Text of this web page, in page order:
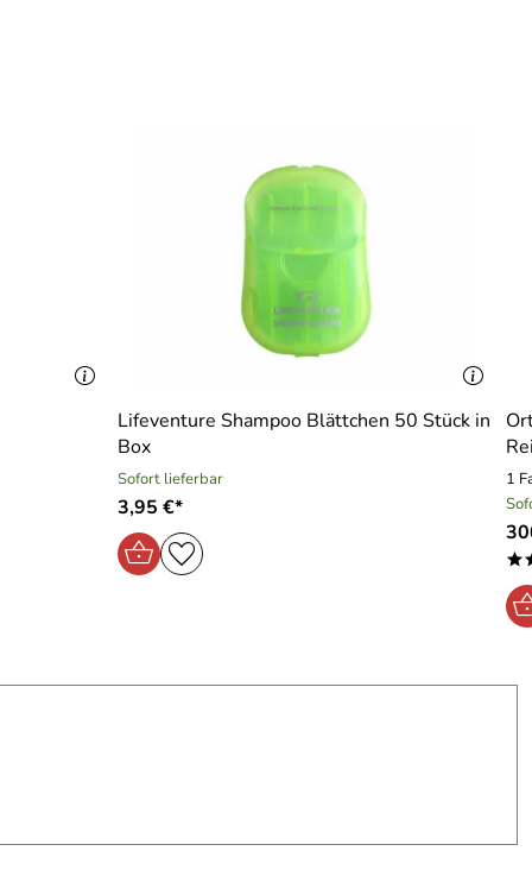
Lifeventure Shampoo Blättchen 50 Stück in
Box
Sofort lieferbar
3,95 €*
1